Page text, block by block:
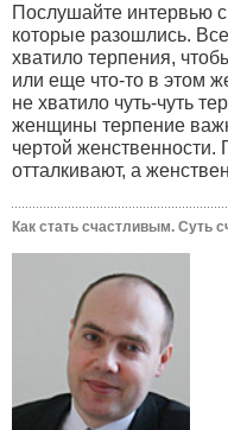
Послушайте интервью
которые разошлись.
хватило терпения,
или еще что-то в этом
не хватило чуть-чуть
женщины терпение
чертой женственности.
отталкивают, а
Как стать счастливым. Суть